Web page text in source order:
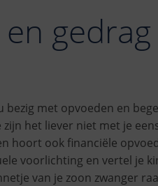
gedrag
bezig met opvoeden en
zijn het liever niet met je
hoort ook financiële
voorlichting en vertel je
van je zoon zwanger